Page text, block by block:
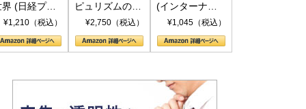
界 (日経プレ
アシリーズ)
¥1,210（税込）
ピュリズムの時
代：〈ヤヌス〉
¥2,750（税込）
(インターナシ
ョナル新書)
¥1,045（税込）